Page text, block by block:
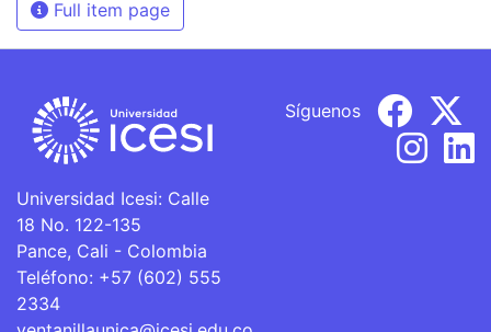
Full item page
Universidad Icesi: Calle
18 No. 122-135
Pance, Cali - Colombia
Teléfono: +57 (602) 555
2334
Síguenos